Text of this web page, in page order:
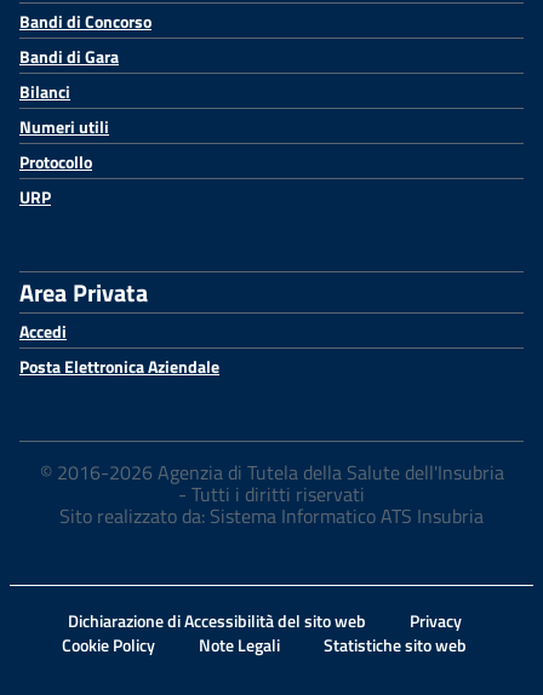
Bandi di Concorso
Bandi di Gara
Bilanci
Numeri utili
Protocollo
URP
Area Privata
Accedi
Posta Elettronica Aziendale
© 2016-2026 Agenzia di Tutela della Salute dell'Insubria
- Tutti i diritti riservati
Sito realizzato da: Sistema Informatico ATS Insubria
Dichiarazione di Accessibilità del sito web
Privacy
Cookie Policy
Note Legali Statistiche sito web